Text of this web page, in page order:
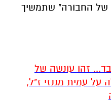
החבורה" שתמשיך
זהו עונשה של
על עמית מגנזי ז"ל,